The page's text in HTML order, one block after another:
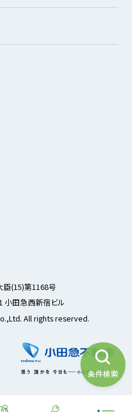
条件検索
(15)第1168号
小田急西新宿ビル
All rights reserved.